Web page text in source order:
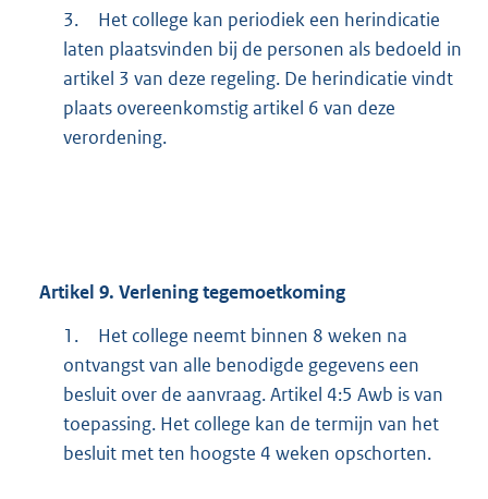
3.
Het college kan periodiek een herindicatie
laten plaatsvinden bij de personen als bedoeld in
artikel 3 van deze regeling. De herindicatie vindt
plaats overeenkomstig artikel 6 van deze
verordening.
Artikel 9. Verlening tegemoetkoming
1.
Het college neemt binnen 8 weken na
ontvangst van alle benodigde gegevens een
besluit over de aanvraag. Artikel 4:5 Awb is van
toepassing. Het college kan de termijn van het
besluit met ten hoogste 4 weken opschorten.